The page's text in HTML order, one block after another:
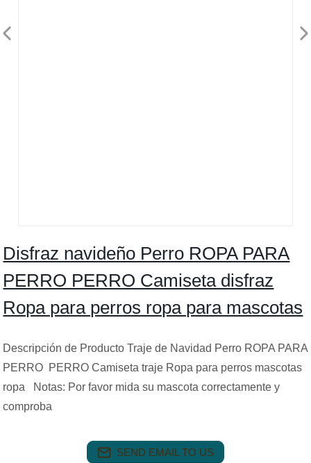
Disfraz navideño Perro ROPA PARA
PERRO PERRO Camiseta disfraz
Ropa para perros ropa para mascotas
Descripción de Producto Traje de Navidad Perro ROPA PARA
PERRO PERRO Camiseta traje Ropa para perros mascotas
ropa Notas: Por favor mida su mascota correctamente y
comproba
SEND EMAIL TO US